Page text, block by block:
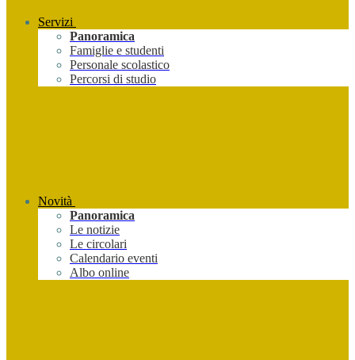
Servizi
Panoramica
Famiglie e studenti
Personale scolastico
Percorsi di studio
Novità
Panoramica
Le notizie
Le circolari
Calendario eventi
Albo online